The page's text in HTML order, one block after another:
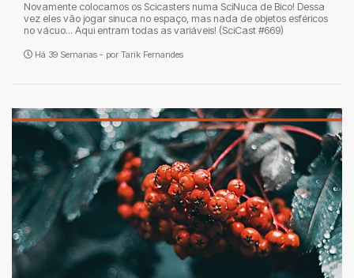
Novamente colocamos os Scicasters numa SciNuca de Bico! Dessa
vez eles vão jogar sinuca no espaço, mas nada de objetos esféricos
no vácuo... Aqui entram todas as variáveis! (SciCast #669)
Há 39 Semanas - por Tarik Fernandes